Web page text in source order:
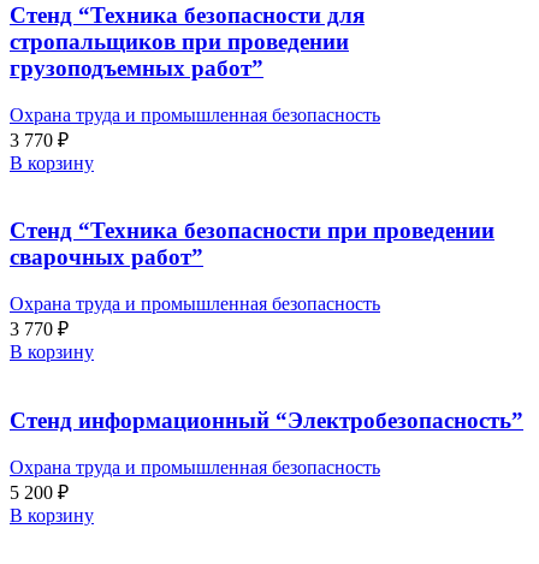
Стенд “Техника безопасности для
стропальщиков при проведении
грузоподъемных работ”
Охрана труда и промышленная безопасность
3 770 ₽
В корзину
Стенд “Техника безопасности при проведении
сварочных работ”
Охрана труда и промышленная безопасность
3 770 ₽
В корзину
Стенд информационный “Электробезопасность”
Охрана труда и промышленная безопасность
5 200 ₽
В корзину